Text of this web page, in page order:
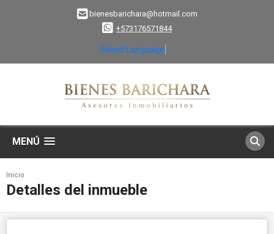
bienesbarichara@hotmail.com
+573176571844
Select Language
MENÚ
Inicio
Detalles del inmueble